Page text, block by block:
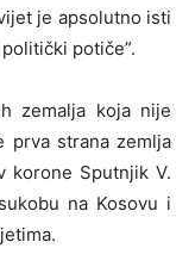
je apsolutno isti
potiče”.
zemalja koja nije
prva strana zemlja
korone Sputnjik V.
na Kosovu i